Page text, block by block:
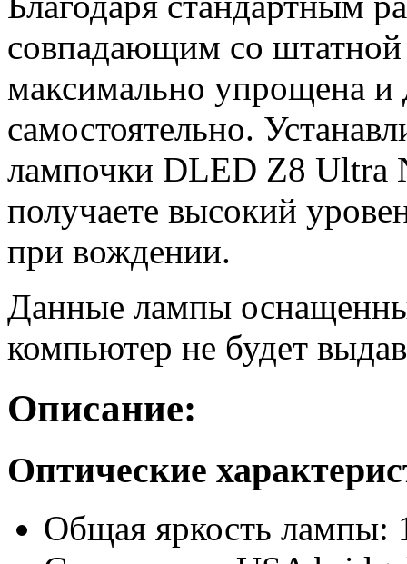
совпадающим со штатной
максимально упрощена и
самостоятельно.
лампочки DLED Z8 Ultra
получаете высокий
при вождении.
Данные лампы
компьютер не будет
Описание:
Оптические
Общая яркость лампы: